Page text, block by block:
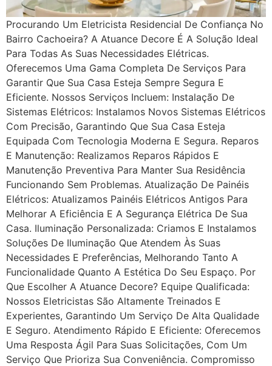
Procurando Um Eletricista Residencial De Confiança No
Bairro Cachoeira? A Atuance Decore É A Solução Ideal
Para Todas As Suas Necessidades Elétricas.
Oferecemos Uma Gama Completa De Serviços Para
Garantir Que Sua Casa Esteja Sempre Segura E
Eficiente. Nossos Serviços Incluem: Instalação De
Sistemas Elétricos: Instalamos Novos Sistemas Elétricos
Com Precisão, Garantindo Que Sua Casa Esteja
Equipada Com Tecnologia Moderna E Segura. Reparos
E Manutenção: Realizamos Reparos Rápidos E
Manutenção Preventiva Para Manter Sua Residência
Funcionando Sem Problemas. Atualização De Painéis
Elétricos: Atualizamos Painéis Elétricos Antigos Para
Melhorar A Eficiência E A Segurança Elétrica De Sua
Casa. Iluminação Personalizada: Criamos E Instalamos
Soluções De Iluminação Que Atendem Às Suas
Necessidades E Preferências, Melhorando Tanto A
Funcionalidade Quanto A Estética Do Seu Espaço. Por
Que Escolher A Atuance Decore? Equipe Qualificada:
Nossos Eletricistas São Altamente Treinados E
Experientes, Garantindo Um Serviço De Alta Qualidade
E Seguro. Atendimento Rápido E Eficiente: Oferecemos
Uma Resposta Ágil Para Suas Solicitações, Com Um
Serviço Que Prioriza Sua Conveniência. Compromisso